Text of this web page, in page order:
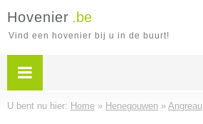
Hovenier .be
Vind een hovenier bij u in de buurt!
U bent nu hier: Home » Henegouwen » Angreau